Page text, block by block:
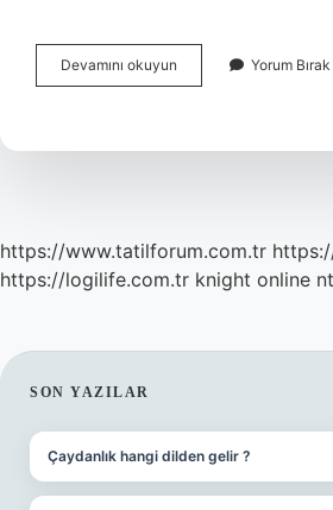
Devamını okuyun
Beygir
Yapar
Yorum Bırak
https://www.tatilforum.com.tr
https://logilife.com.tr knight online
SIDEBAR
SON YAZILAR
Çaydanlık hangi dilden gelir ?